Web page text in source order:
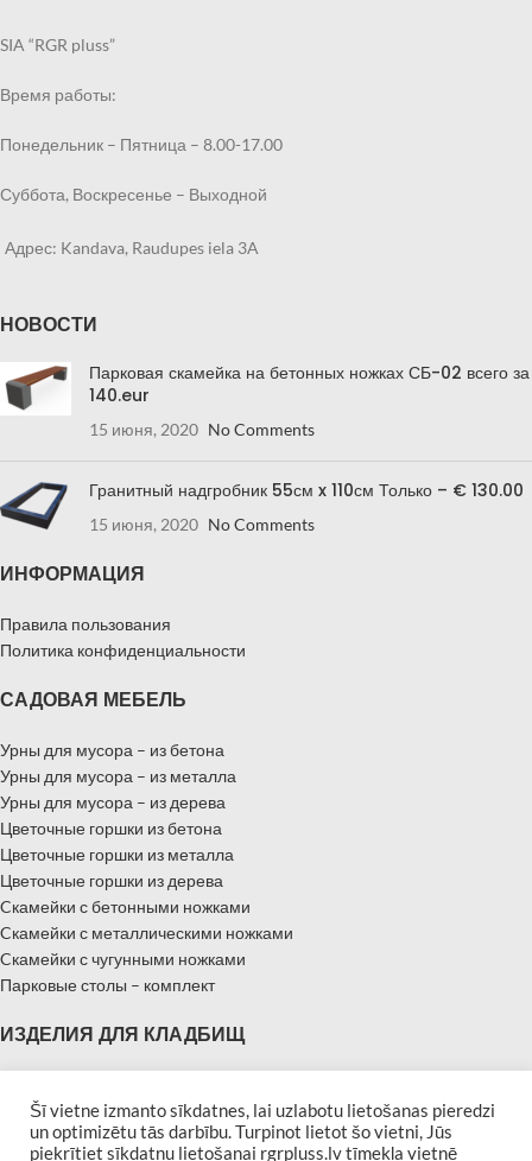
SIA “RGR pluss”
Время работы:
Понедельник – Пятница – 8.00-17.00
Суббота, Воскресенье – Выходной
Адрес: Kandava, Raudupes iela 3A
НОВОСТИ
Парковая скамейка на бетонных ножках СБ-02 всего за
140.eur
15 июня, 2020 No Comments
Гранитный надгробник 55см x 110см Только – € 130.00
15 июня, 2020 No Comments
ИНФОРМАЦИЯ
Правила пользования
Политика конфиденциальности
САДОВАЯ МЕБЕЛЬ
Урны для мусора – из бетона
Урны для мусора – из металла
Урны для мусора – из дерева
Цветочные горшки из бетона
Цветочные горшки из металла
Цветочные горшки из дерева
Cкамейки с бетонными ножками
Cкамейки с металлическими ножками
Cкамейки с чугунными ножками
Парковые столы – комплект
ИЗДЕЛИЯ ДЛЯ КЛАДБИЩ
Памятники – Мемориальные плиты
Бордюры для могил
Šī vietne izmanto sīkdatnes, lai uzlabotu lietošanas pieredzi
un optimizētu tās darbību. Turpinot lietot šo vietni, Jūs
piekrītiet sīkdatņu lietošanai rgrpluss.lv tīmekļa vietnē